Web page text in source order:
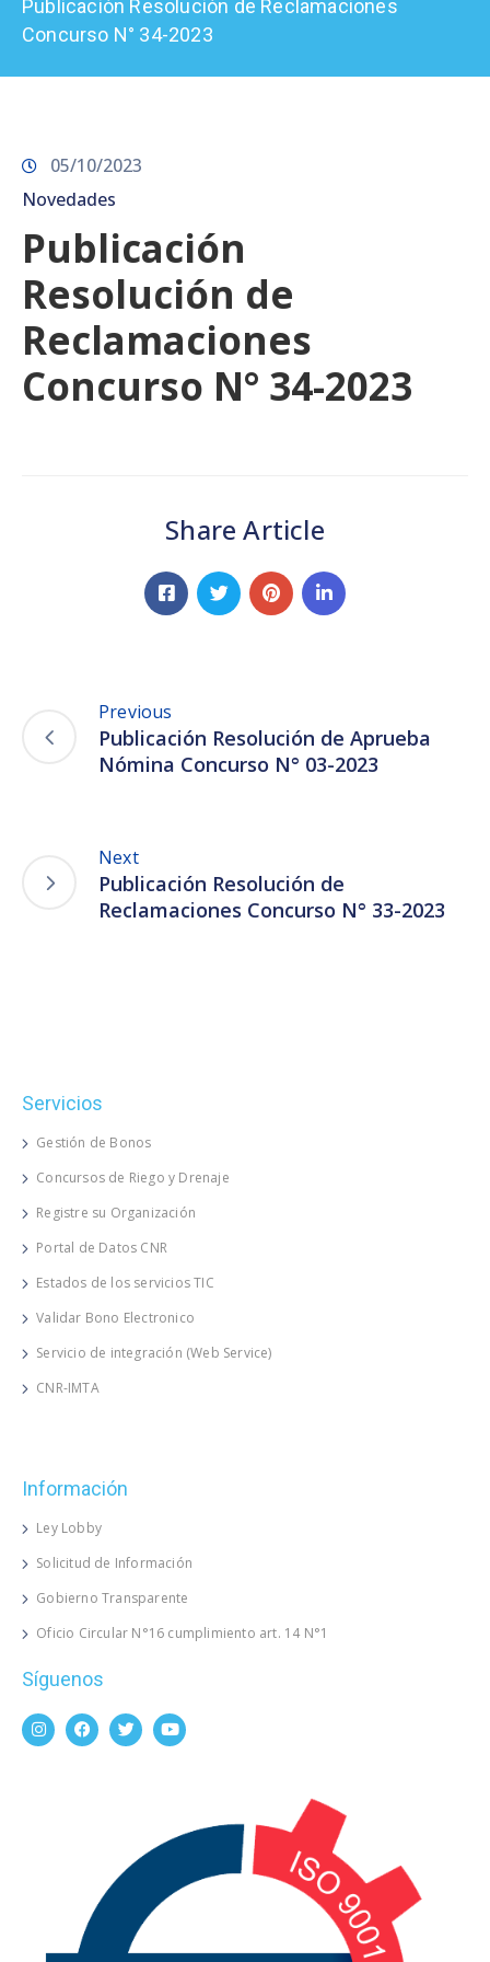
Prensa
Publicación Resolución de Reclamaciones
Concurso N° 34-2023
05/10/2023
Novedades
Publicación
Resolución de
Reclamaciones
Concurso N° 34-2023
Share Article
Previous
Publicación Resolución de Aprueba
Nómina Concurso N° 03-2023
Next
Publicación Resolución de
Reclamaciones Concurso N° 33-2023
Servicios
Gestión de Bonos
Concursos de Riego y Drenaje
Registre su Organización
Portal de Datos CNR
Estados de los servicios TIC
Validar Bono Electronico
Servicio de integración (Web Service)
CNR-IMTA
Información
Ley Lobby
Solicitud de Información
Gobierno Transparente
Oficio Circular N°16 cumplimiento art. 14 N°1
Síguenos